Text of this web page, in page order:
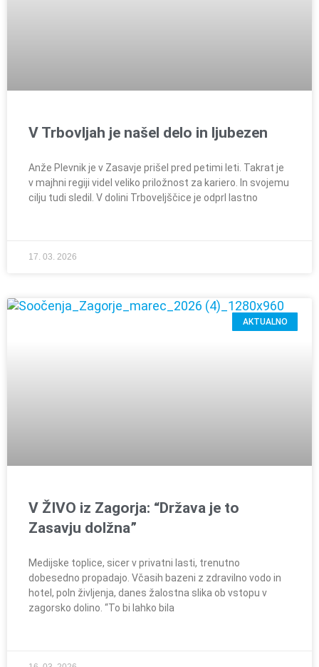
V Trbovljah je našel delo in ljubezen
Anže Plevnik je v Zasavje prišel pred petimi leti. Takrat je
v majhni regiji videl veliko priložnost za kariero. In svojemu
cilju tudi sledil. V dolini Trboveljščice je odprl lastno
17. 03. 2026
AKTUALNO
V ŽIVO iz Zagorja: “Država je to
Zasavju dolžna”
Medijske toplice, sicer v privatni lasti, trenutno
dobesedno propadajo. Včasih bazeni z zdravilno vodo in
hotel, poln življenja, danes žalostna slika ob vstopu v
zagorsko dolino. “To bi lahko bila